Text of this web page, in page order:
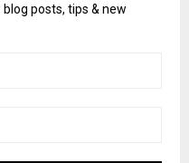
posts, tips & new